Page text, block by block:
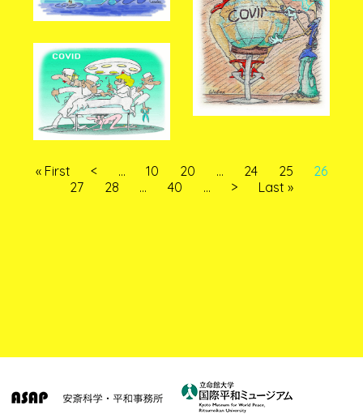
« First < ... 10 20 ... 24 25
26
27
28 ... 40 ... > Last »